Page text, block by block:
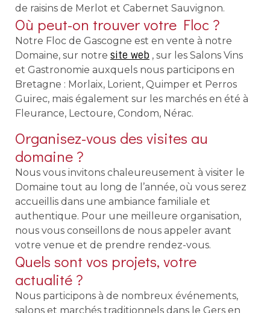
de raisins de Merlot et Cabernet Sauvignon.
Où peut-on trouver votre Floc ?
Notre Floc de Gascogne est en vente à notre
Domaine, sur notre site web , sur les Salons Vins
et Gastronomie auxquels nous participons en
Bretagne : Morlaix, Lorient, Quimper et Perros
Guirec, mais également sur les marchés en été à
Fleurance, Lectoure, Condom, Nérac.
Organisez-vous des visites au
domaine ?
Nous vous invitons chaleureusement à visiter le
Domaine tout au long de l’année, où vous serez
accueillis dans une ambiance familiale et
authentique. Pour une meilleure organisation,
nous vous conseillons de nous appeler avant
votre venue et de prendre rendez-vous.
Quels sont vos projets, votre
actualité ?
Nous participons à de nombreux événements,
salons et marchés traditionnels dans le Gers en